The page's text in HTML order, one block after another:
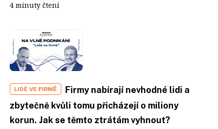
4 minuty čtení
LIDÉ VE FIRMĚ
Firmy nabírají nevhodné lidi a
zbytečně kvůli tomu přicházejí o miliony
korun. Jak se těmto ztrátám vyhnout?